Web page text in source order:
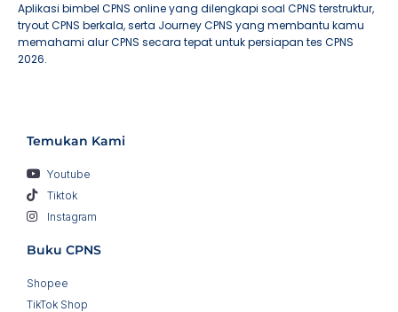
Aplikasi bimbel CPNS online yang dilengkapi soal CPNS terstruktur,
tryout CPNS berkala, serta Journey CPNS yang membantu kamu
memahami alur CPNS secara tepat untuk persiapan tes CPNS
2026.
Temukan Kami
Youtube
Tiktok
Instagram
Buku CPNS
Shopee
TikTok Shop